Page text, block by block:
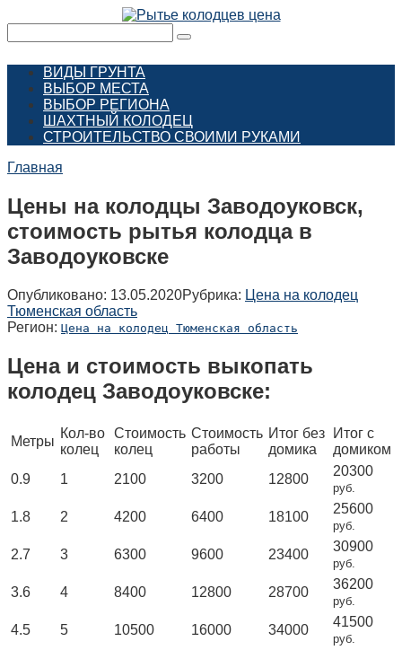
контенту
ВИДЫ ГРУНТА
ВЫБОР МЕСТА
ВЫБОР РЕГИОНА
ШАХТНЫЙ КОЛОДЕЦ
СТРОИТЕЛЬСТВО СВОИМИ РУКАМИ
Главная
Цены на колодцы Заводоуковск,
стоимость рытья колодца в
Заводоуковске
Опубликовано: 13.05.2020Рубрика: Цена на колодец
Тюменская область
Регион: Цена на колодец Тюменская область
Цена и стоимость выкопать
колодец Заводоуковске:
Метры
Кол-во
колец
Стоимость
колец
Стоимость
работы
Итог без
домика
Итог с
домиком
0.9
1 2100 3200 12800
20300
руб.
1.8 2 4200 6400 18100
25600
руб.
2.7 3 6300 9600 23400
30900
руб.
3.6 4 8400 12800 28700
36200
руб.
4.5 5 10500 16000 34000
41500
руб.